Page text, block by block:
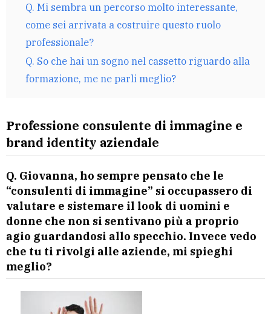
Q. Mi sembra un percorso molto interessante,
come sei arrivata a costruire questo ruolo
professionale?
Q. So che hai un sogno nel cassetto riguardo alla
formazione, me ne parli meglio?
Professione consulente di immagine e
brand identity aziendale
Q. Giovanna, ho sempre pensato che le
“consulenti di immagine” si occupassero di
valutare e sistemare il look di uomini e
donne che non si sentivano più a proprio
agio guardandosi allo specchio. Invece vedo
che tu ti rivolgi alle aziende, mi spieghi
meglio?